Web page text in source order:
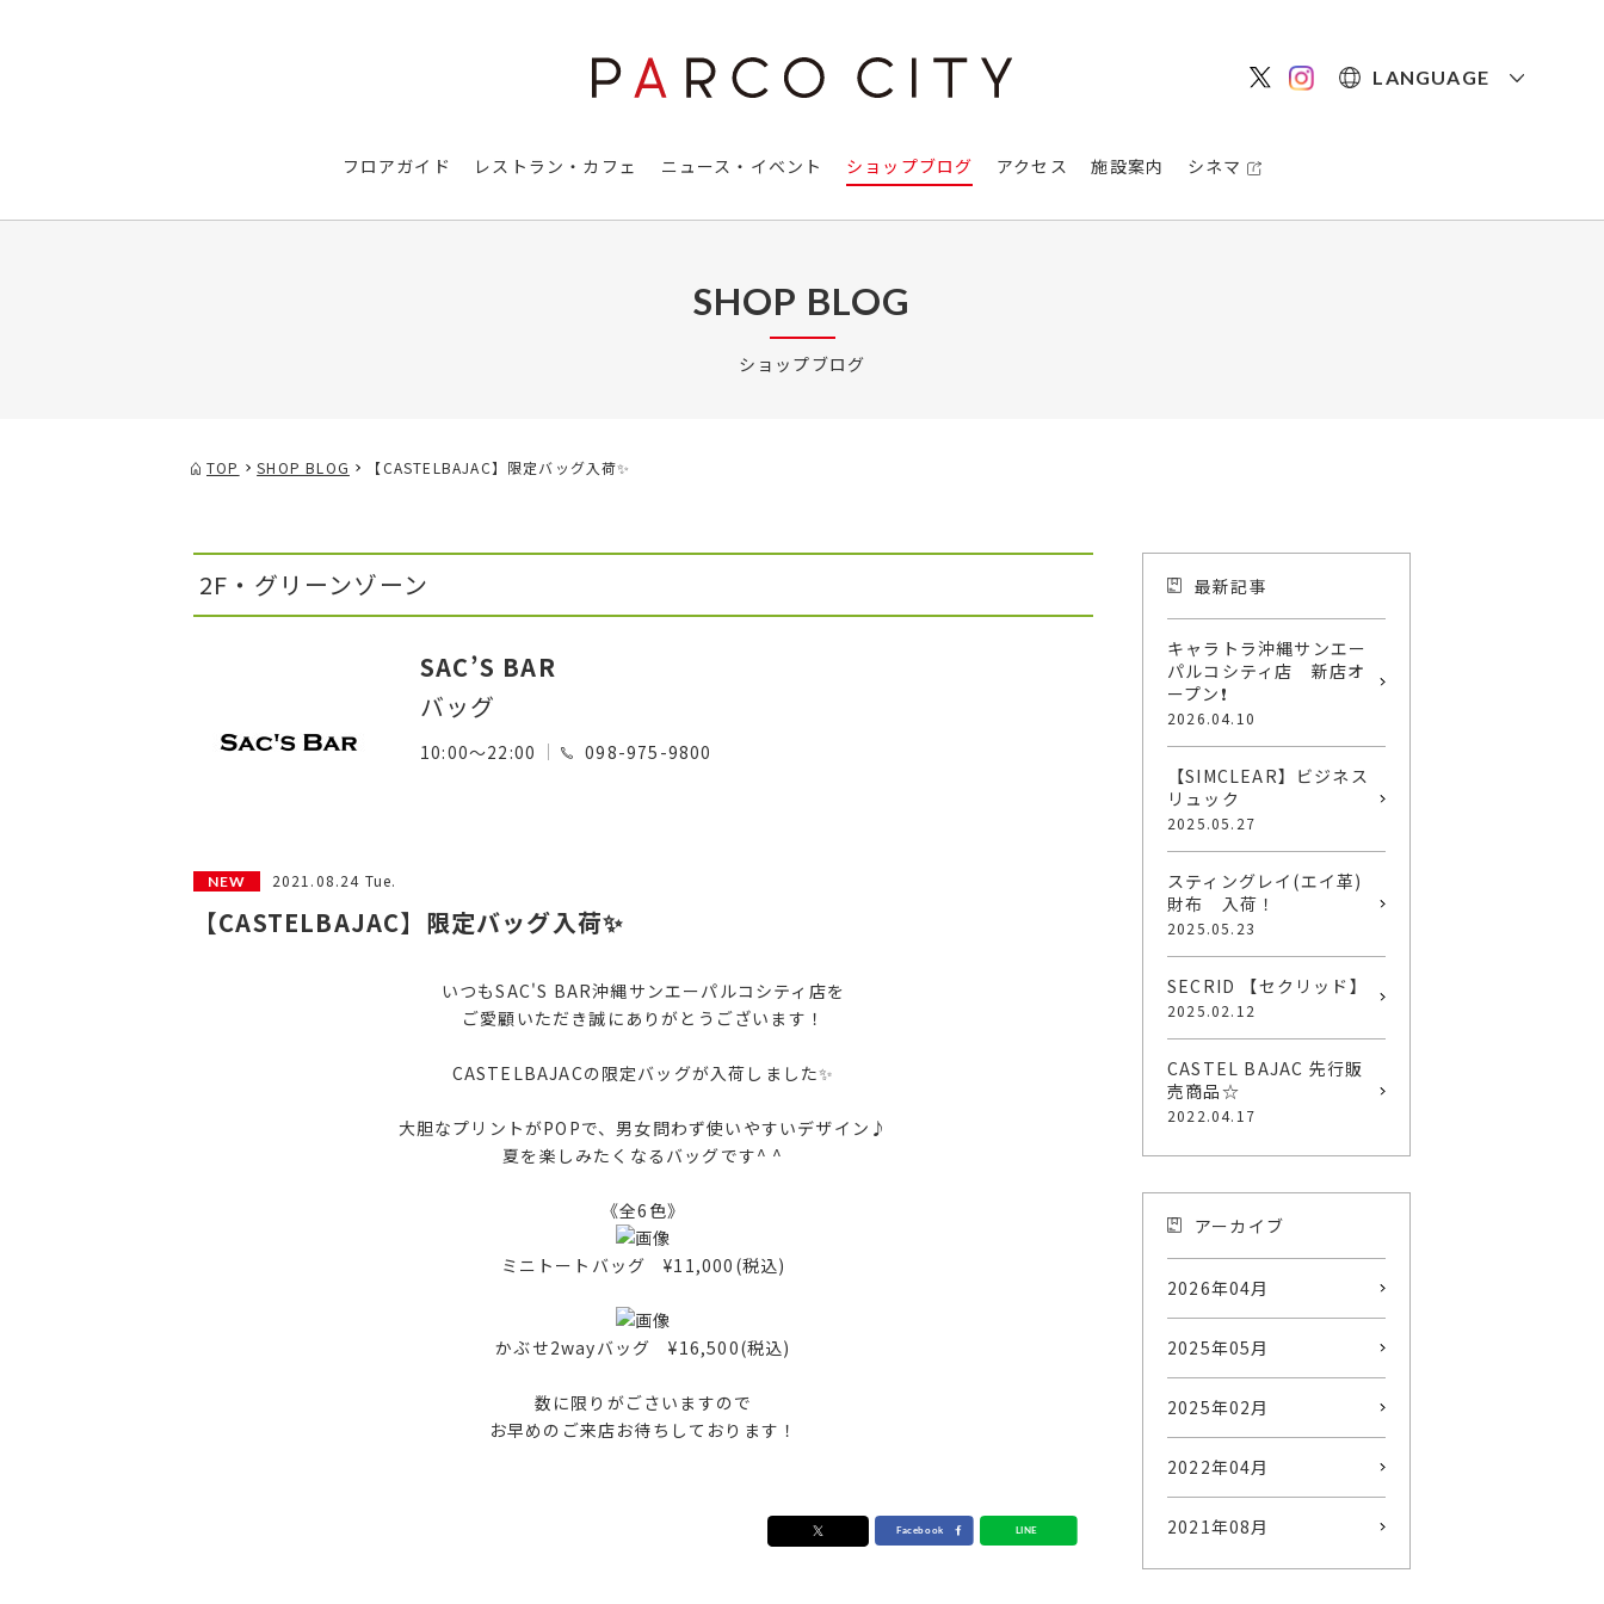
LANGUAGE
フロアガイド レストラン・カフェ ニュース・イベント ショップブログ アクセス 施設案内 シネマ
SHOP BLOG
ショップブログ
TOP SHOP BLOG 【CASTELBAJAC】限定バッグ入荷✨
2F・グリーンゾーン
SAC’S BAR
バッグ
10:00～22:00 098-975-9800
2021.08.24 Tue.
【CASTELBAJAC】限定バッグ入荷✨
いつもSAC'S BAR沖縄サンエーパルコシティ店を
ご愛顧いただき誠にありがとうございます！
CASTELBAJACの限定バッグが入荷しました✨
大胆なプリントがPOPで、男女問わず使いやすいデザイン♪
夏を楽しみたくなるバッグです^ ^
《全6色》
ミニトートバッグ ¥11,000(税込)
かぶせ2wayバッグ ¥16,500(税込)
数に限りがごさいますので
お早めのご来店お待ちしております！
最新記事
キャラトラ沖縄サンエー
パルコシティ店 新店オ
ープン❗️
2026.04.10
【SIMCLEAR】ビジネス
リュック
2025.05.27
スティングレイ(エイ革)
財布 入荷！
2025.05.23
SECRID 【セクリッド】
2025.02.12
CASTEL BAJAC 先行販
売商品☆
2022.04.17
アーカイブ
2026年04月
2025年05月
2025年02月
2022年04月
2021年08月